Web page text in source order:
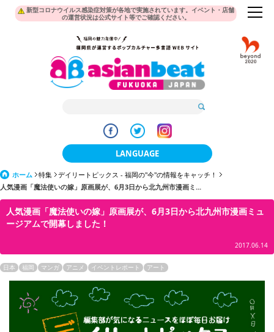
新型コロナウイルス感染症対策が各地で実施されています。イベント・店舗
の運営状況は公式サイト等でご確認ください。
LANGUAGE
日本語
한국어
English
ภาษาไทย
tiéng Viêt
ホーム 特集
デイリートピックス - 福岡の"今"の情報をキャッチ！
人気漫画「魔法使いの嫁」原画展が、6月3日から北九州市漫画ミ...
人気漫画「魔法使いの嫁」原画展が、6月3日から北九州市漫画ミュ
ージアムで開幕しました！
2017.06.14
日本 福岡 マンガ アニメ イベントレポート アート